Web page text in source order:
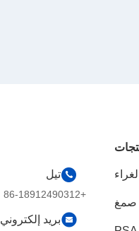
تيل
+86-18912490312
بريد إلكتروني